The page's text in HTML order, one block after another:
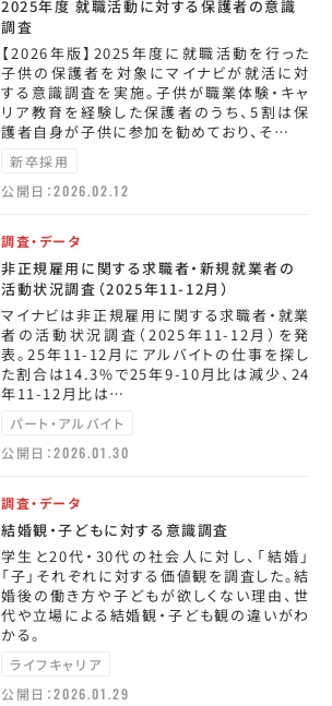
2025年度 就職活動に対する保護者の意識
調査
【2026年版】2025年度に就職活動を行った
子供の保護者を対象にマイナビが就活に対
する意識調査を実施。子供が職業体験・キャ
リア教育を経験した保護者のうち、5割は保
護者自身が子供に参加を勧めており、そ…
新卒採用
公開日：2026.02.12
調査・データ
非正規雇用に関する求職者・新規就業者の
活動状況調査（2025年11-12月）
マイナビは非正規雇用に関する求職者・就業
者の活動状況調査（2025年11-12月）を発
表。25年11-12月にアルバイトの仕事を探し
た割合は14.3%で25年9-10月比は減少、24
年11-12月比は…
パート・アルバイト
公開日：2026.01.30
調査・データ
結婚観・子どもに対する意識調査
学生と20代・30代の社会人に対し、「結婚」
「子」それぞれに対する価値観を調査した。結
婚後の働き方や子どもが欲しくない理由、世
代や立場による結婚観・子ども観の違いがわ
かる。
ライフキャリア
公開日：2026.01.29